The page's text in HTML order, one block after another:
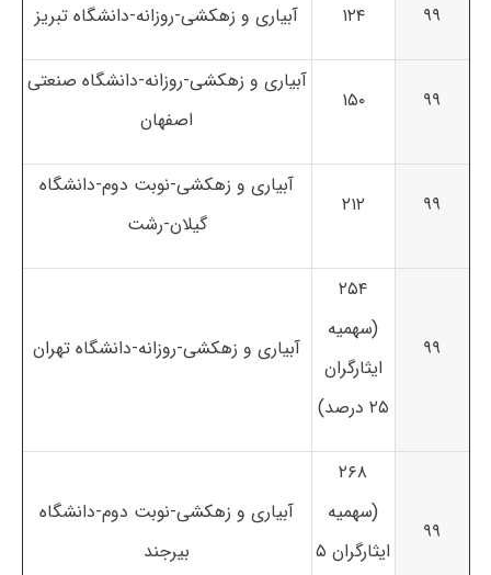
۹۹ ۱۲۴ آبیاری و زهکشی-روزانه-دانشگاه تبریز
۹۹ ۱۵۰
آبیاری و زهکشی-روزانه-دانشگاه صنعتی
اصفهان
۹۹ ۲۱۲
آبیاری و زهکشی-نوبت دوم-دانشگاه
گیلان-رشت
۹۹
۲۵۴
(سهمیه
ایثارگران
۲۵ درصد)
آبیاری و زهکشی-روزانه-دانشگاه تهران
۹۹
۲۶۸
(سهمیه
ایثارگران ۵
آبیاری و زهکشی-نوبت دوم-دانشگاه
بیرجند